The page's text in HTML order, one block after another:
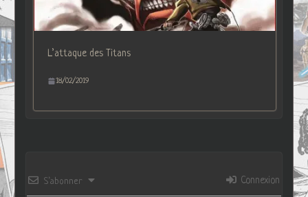
L’attaque des Titans
18/02/2019
S’abonner Connexion